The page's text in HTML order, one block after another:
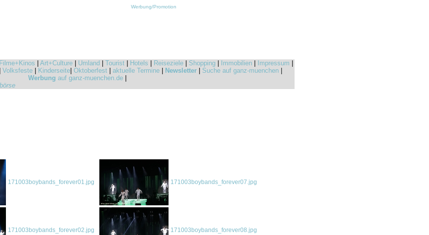
Werbung/Promotion
Filme+Kinos Art+Culture Umland Tourist Hotels Reiseziele Shopping Immobilien Impressum
Volksfeste Kinderseite Oktoberfest aktuelle Termine Newsletter Suche auf ganz-muenchen
Werbung auf ganz-muenchen.de
171003boybands_forever01.jpg
171003boybands_forever02.jpg
171003boybands_forever07.jpg
171003boybands_forever08.jpg